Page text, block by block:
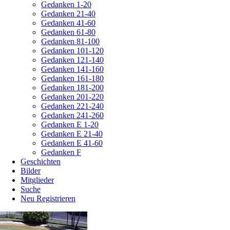
Gedanken 1-20
Gedanken 21-40
Gedanken 41-60
Gedanken 61-80
Gedanken 81-100
Gedanken 101-120
Gedanken 121-140
Gedanken 141-160
Gedanken 161-180
Gedanken 181-200
Gedanken 201-220
Gedanken 221-240
Gedanken 241-260
Gedanken E 1-20
Gedanken E 21-40
Gedanken E 41-60
Gedanken F
Geschichten
Bilder
Mitglieder
Suche
Neu Registrieren